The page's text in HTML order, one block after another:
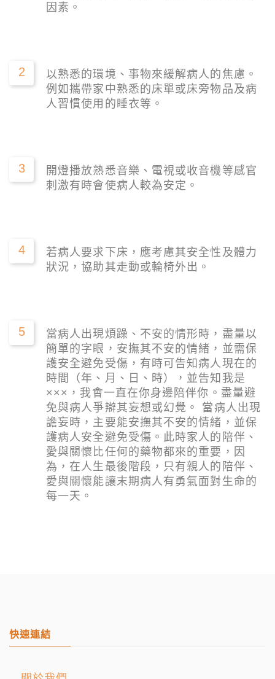
因素。
2
以熟悉的環境、事物來緩解病人的焦慮。
例如攜帶家中熟悉的床單或床旁物品及病
人習慣使用的睡衣等。
3
開燈播放熟悉音樂、電視或收音機等感官
刺激有時會使病人較為安定。
4
若病人要求下床，應考慮其安全性及體力
狀況，協助其走動或輪椅外出。
5
當病人出現煩躁、不安的情形時，盡量以
簡單的字眼，安撫其不安的情緒，並需保
護安全避免受傷，有時可告知病人現在的
時間（年、月、日、時），並告知我是
×××，我會一直在你身邊陪伴你。盡量避
免與病人爭辯其妄想或幻覺。 當病人出現
譫妄時，主要能安撫其不安的情緒，並保
護病人安全避免受傷。此時家人的陪伴、
愛與關懷比任何的藥物都來的重要，因
為，在人生最後階段，只有親人的陪伴、
愛與關懷能讓末期病人有勇氣面對生命的
每一天。
快速連結